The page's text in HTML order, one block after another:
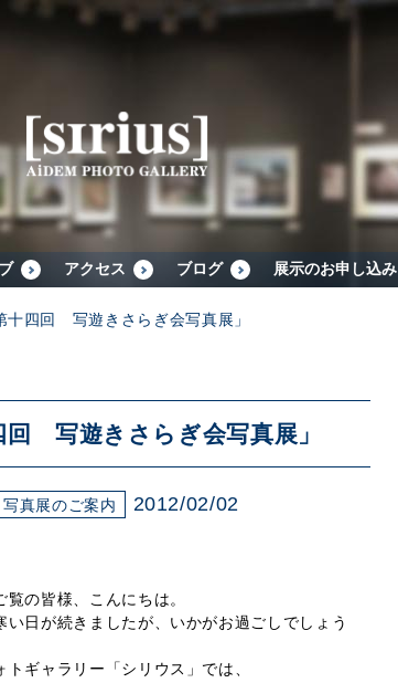
アクセス ブログ 展示のお申し込み
十四回 写遊きさらぎ会写真展」
回 写遊きさらぎ会写真展」
写真展のご案内 2012/02/02
の皆様、こんにちは。
い日が続きましたが、いかがお過ごしでしょう
トギャラリー「シリウス」では、
ール
込み